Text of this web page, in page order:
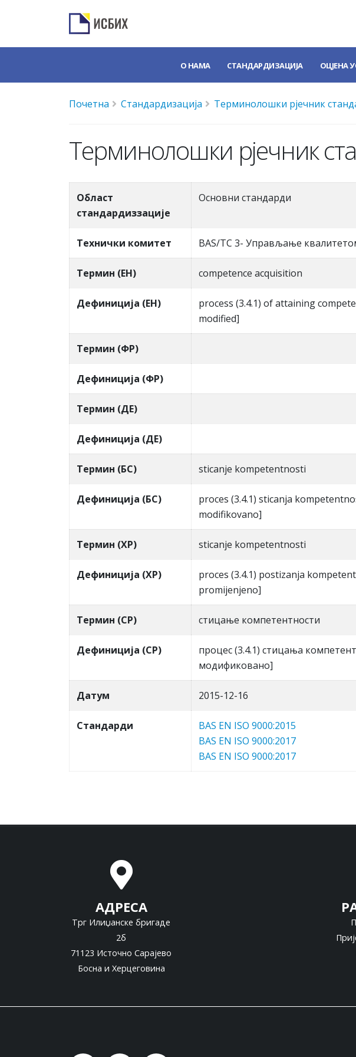
О НАМА СТАНДАРДИЗАЦИЈА ОЦЈЕНА
Почетна Стандардизација Терминолошки рјечник
Терминолошки рјечник
Област
стандардиззације
Основни стандарди
Teхнички комитет BAS/TC 3- Управљање
Термин (ЕН) competence acquisition
Дефиниција (ЕН)
process (3.4.1) of attaining
modified]
Термин (ФР)
Дефиниција (ФР)
Термин (ДЕ)
Дефиниција (ДЕ)
Термин (БС) sticanje kompetentnosti
Дефиниција (БС)
proces (3.4.1) sticanja
modifikovano]
Термин (ХР) sticanje kompetentnosti
Дефиниција (ХР)
proces (3.4.1) postizanja
promijenjeno]
Термин (СР) стицaњe кoмпeтeнтнoсти
Дефиниција (СР)
прoцeс (3.4.1) стицaњa
мoдификoвaнo]
Датум 2015-12-16
Стандарди
BAS EN ISO 9000:2015
BAS EN ISO 9000:2017
BAS EN ISO 9000:2017
АДРЕСА
Трг Илиџанске бригаде
2б
71123 Источно Сарајево
Босна и Херцеговина